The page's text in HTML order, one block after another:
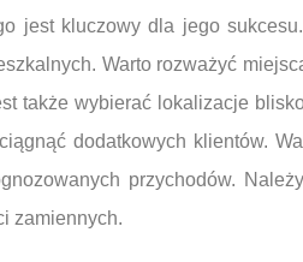
jest kluczowy dla jego
Warto rozważyć
także wybierać lokalizacje
dodatkowych klientów.
przychodów.
zamiennych.